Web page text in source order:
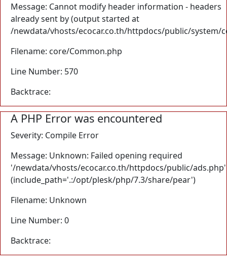
Message: Cannot modify header information - headers
already sent by (output started at
/newdata/vhosts/ecocar.co.th/httpdocs/public/system/
Filename: core/Common.php
Line Number: 570
Backtrace:
A PHP Error was encountered
Severity: Compile Error
Message: Unknown: Failed opening required
'/newdata/vhosts/ecocar.co.th/httpdocs/public/ads.php'
(include_path='.:/opt/plesk/php/7.3/share/pear')
Filename: Unknown
Line Number: 0
Backtrace: